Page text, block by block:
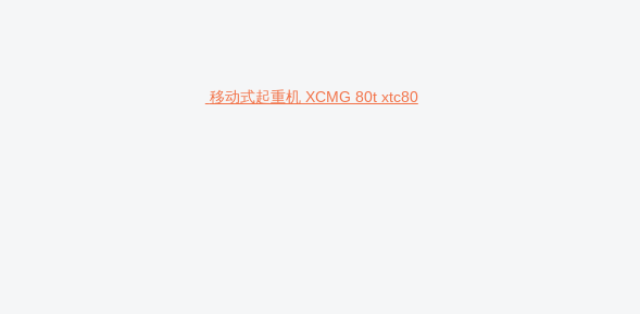
移动式起重机 XCMG 80t xtc80